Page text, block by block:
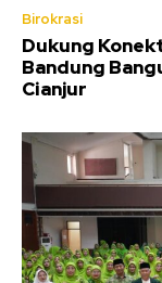
Birokrasi
Dukung
Bandung
Cianjur